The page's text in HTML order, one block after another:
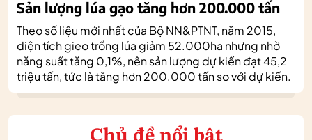
Sản lượng lúa gạo tăng hơn 200.000 tấn
Theo số liệu mới nhất của Bộ NN&PTNT, năm 2015,
diện tích gieo trồng lúa giảm 52.000ha nhưng nhờ
năng suất tăng 0,1%, nên sản lượng dự kiến đạt 45,2
triệu tấn, tức là tăng hơn 200.000 tấn so với dự kiến.